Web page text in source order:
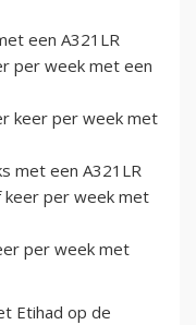
een A321LR
per week met een
keer per week met
met een A321LR
keer per week met
per week met
Etihad op de